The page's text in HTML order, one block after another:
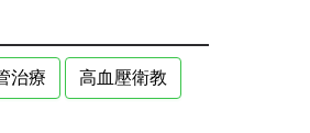
治療 高血壓衛教